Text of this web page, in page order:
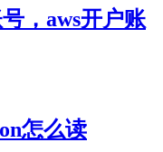
，aws开户账
怎么读